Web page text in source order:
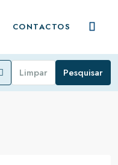
CONTACTOS
Limpar Pesquisar